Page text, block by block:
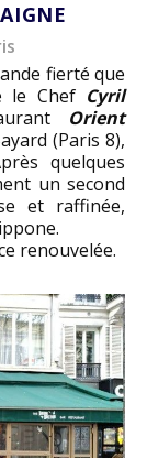
fierté que
le Chef Cyril
Orient
(Paris 8),
quelques
un second
et raffinée,
renouvelée.